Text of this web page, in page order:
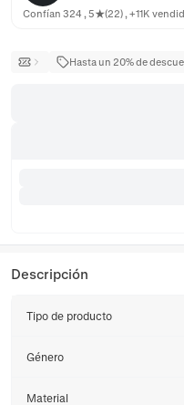
Confían 324 , 5★(22) , +11K
Hasta un 20% de
Descripción
Tipo de producto
Género
Material